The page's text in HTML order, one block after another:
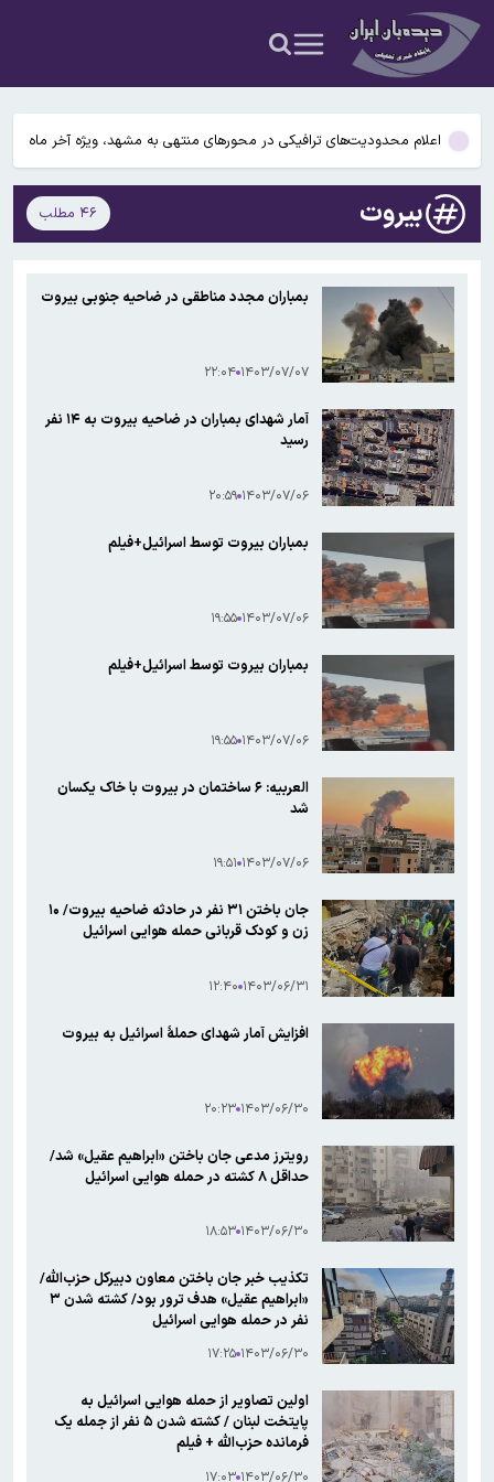
جهیزیه
دستگیری متهم متواری مخل نظام ارزی کشور در پیرانشهر
نقدعلی، نماینده مجلس: قالیباف از مسئولیت مذاکرات استعفا دهد تا به
کارهای مجلس برسد
اعلام محدودیت‌های ترافیکی در محورهای منتهی به مشهد، ویژه آخر ماه
صفر
رئیس اتحادیه بنکداران مواد غذایی تهران: برنج آمریکایی از عراق به ایران
قاچاق می شود / فروش این برنج ممنوع است!
کلاهبرداری ۱۰۰ میلیارد ریالی با وعده فروش لوازم خانگی ارزان برای تهیه
دستگیری متهم متواری مخل نظام ارزی کشور در پیرانشهر
نقدعلی، نماینده مجلس: قالیباف از مسئولیت مذاکرات استعفا دهد تا به
کارهای مجلس برسد
بیروت ۴۶ مطلب
بمباران مجدد مناطقی در ضاحیه جنوبی بیروت
۱۴۰۳/۰۷/۰۷ ۲۲:۰۴
آمار شهدای بمباران در ضاحیه بیروت به ۱۴ نفر
رسید
۱۴۰۳/۰۷/۰۶ ۲۰:۵۹
بمباران بیروت توسط اسرائیل+فیلم‌
۱۴۰۳/۰۷/۰۶ ۱۹:۵۵
بمباران بیروت توسط اسرائیل+فیلم‌
۱۴۰۳/۰۷/۰۶ ۱۹:۵۵
العربیه: ۶ ساختمان در بیروت با خاک یکسان
شد
۱۴۰۳/۰۷/۰۶ ۱۹:۵۱
جان باختن ۳۱ نفر در حادثه ضاحیه بیروت/ ۱۰
زن و کودک قربانی حمله هوایی اسرائیل
۱۴۰۳/۰۶/۳۱ ۱۲:۴۰
افزایش آمار شهدای حملۀ اسرائیل به بیروت
۱۴۰۳/۰۶/۳۰ ۲۰:۲۳
رویترز مدعی جان باختن «ابراهیم عقیل» شد/
حداقل ۸ کشته در حمله هوایی اسرائیل
۱۴۰۳/۰۶/۳۰ ۱۸:۵۳
تکذیب خبر جان باختن معاون دبیرکل حزب‌الله/
«ابراهیم عقیل» هدف ترور بود/ کشته شدن ۳
نفر در حمله هوایی اسرائیل
۱۴۰۳/۰۶/۳۰ ۱۷:۲۵
اولین تصاویر از حمله هوایی اسرائیل به
پایتخت لبنان / کشته شدن ۵ نفر از جمله یک
فرمانده حزب‌الله + فیلم
۱۴۰۳/۰۶/۳۰ ۱۷:۰۳